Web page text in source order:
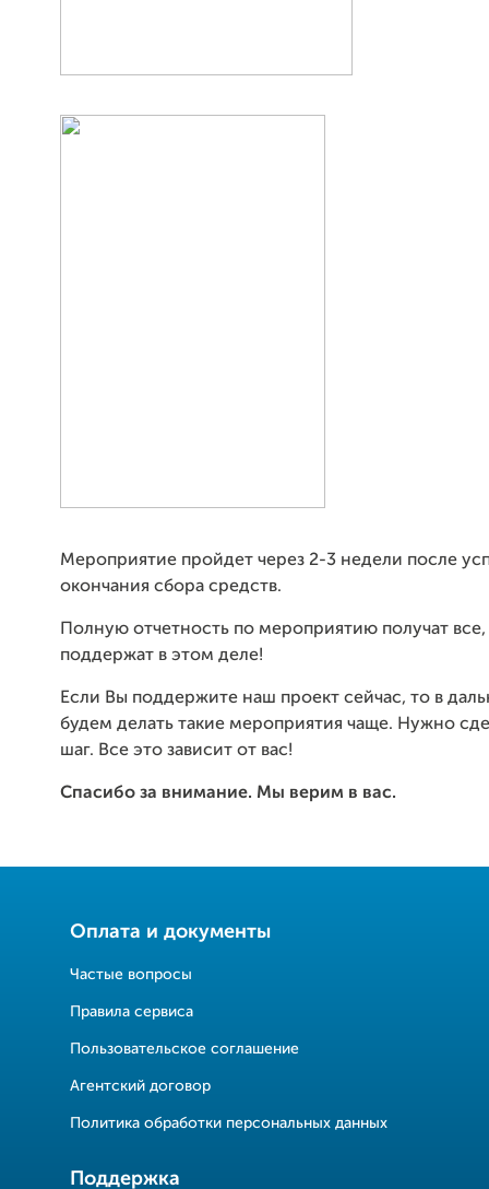
Мероприятие пройдет через 2-3 недели после
окончания сбора средств.
Полную отчетность по мероприятию получат все,
поддержат в этом деле!
Если Вы поддержите наш проект сейчас, то в
будем делать такие мероприятия чаще. Нужно
шаг. Все это зависит от вас!
Спасибо за внимание. Мы верим в вас.
Оплата и документы
Частые вопросы
Правила сервиса
Пользовательское соглашение
Агентский договор
Политика обработки персональных данных
Поддержка